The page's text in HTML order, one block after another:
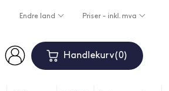
Endre land Priser - inkl. mva
Handlekurv 0